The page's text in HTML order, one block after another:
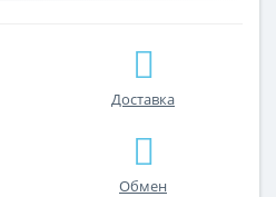
Доставка
Обмен